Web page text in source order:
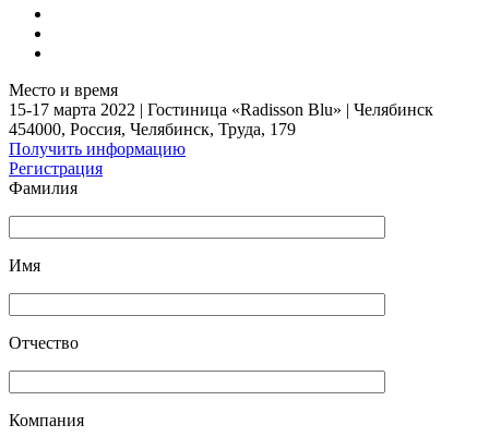
Место и время
15-17 марта 2022 | Гостиница «Radisson Blu» | Челябинск
454000, Россия, Челябинск, Труда, 179
Получить информацию
Регистрация
Фамилия
Имя
Отчество
Компания